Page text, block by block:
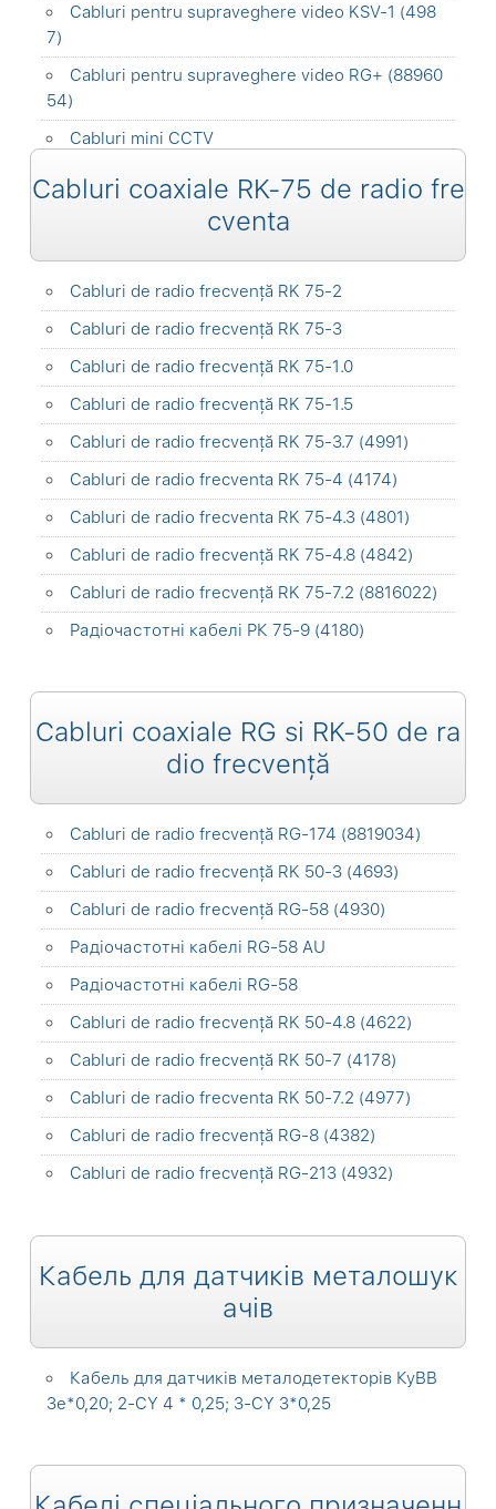
Cabluri pentru supraveghere video KSV-1 (498
7)
Cabluri pentru supraveghere video RG+ (88960
54)
Cabluri mini CCTV
Cabluri coaxiale RK-75 de radio fre
cventa
Cabluri de radio frecvență RK 75-2
Cabluri de radio frecvență RK 75-3
Cabluri de radio frecvență RK 75-1.0
Cabluri de radio frecvență RK 75-1.5
Cabluri de radio frecvență RK 75-3.7 (4991)
Cabluri de radio frecventa RK 75-4 (4174)
Cabluri de radio frecventa RK 75-4.3 (4801)
Cabluri de radio frecvență RK 75-4.8 (4842)
Cabluri de radio frecvență RK 75-7.2 (8816022)
Радіочастотні кабелі РК 75-9 (4180)
Cabluri coaxiale RG si RK-50 de ra
dio frecvență
Cabluri de radio frecvență RG-174 (8819034)
Cabluri de radio frecvență RK 50-3 (4693)
Cabluri de radio frecvență RG-58 (4930)
Радіочастотні кабелі RG-58 AU
Радіочастотні кабелі RG-58
Cabluri de radio frecvență RK 50-4.8 (4622)
Cabluri de radio frecvență RK 50-7 (4178)
Cabluri de radio frecventa RK 50-7.2 (4977)
Cabluri de radio frecvență RG-8 (4382)
Cabluri de radio frecvență RG-213 (4932)
Кабель для датчиків металошук
ачів
Кабель для датчиків металодетекторів КуВВ
3е*0,20; 2-CY 4 * 0,25; 3-CY 3*0,25